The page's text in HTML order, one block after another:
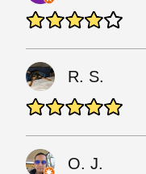
R. S.
O. J.